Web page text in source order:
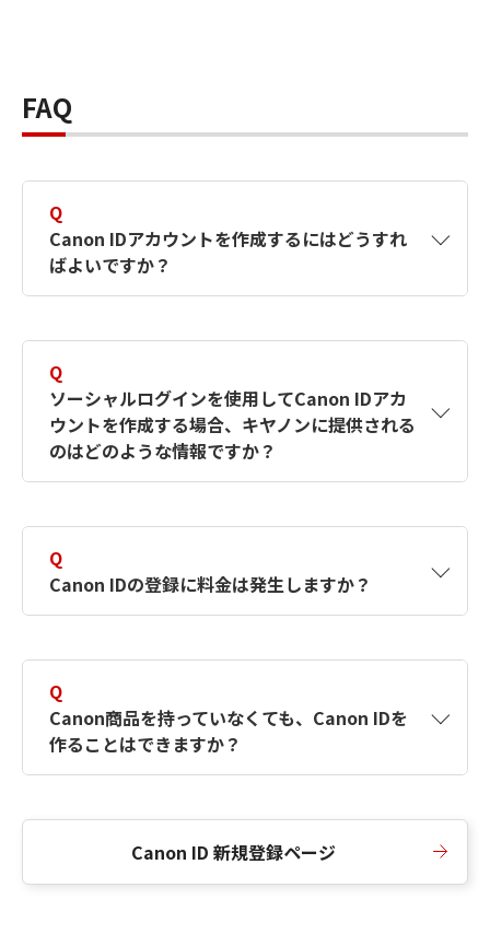
FAQ
Q
Canon IDアカウントを作成するにはどうすれ
ばよいですか？
す。詳しい作成方法は【カメラ】Canon IDとは
何ですか？Canon IDの作成方法は？をご確認く
ださい。
Q
ソーシャルログインを使用してCanon IDアカ
ウントを作成する場合、キヤノンに提供される
のはどのような情報ですか？
択したサービスから取得します。アカウントを
簡単に作成できるように、この情報を使用して
Canon IDの登録フォームを入力します。
Q
Canon IDの登録に料金は発生しますか？
Q
Canon商品を持っていなくても、Canon IDを
作ることはできますか？
Canon ID 新規登録ページ